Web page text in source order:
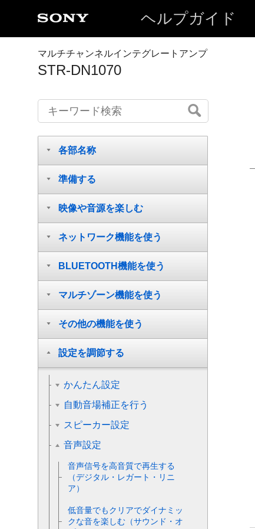
ヘルプガイド
マルチチャンネルインテグレートアンプ
STR-DN1070
各部名称
準備する
映像や音源を楽しむ
ネットワーク機能を使う
BLUETOOTH機能を使う
マルチゾーン機能を使う
その他の機能を使う
設定を調節する
かんたん設定
自動音場補正を行う
スピーカー設定
音声設定
音声信号を高音質で再生する
（デジタル・レガート・リニ
ア）
低音量でもクリアでダイナミッ
クな音を楽しむ（サウンド・オ